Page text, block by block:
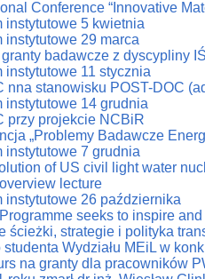
Conference “Innovative
instytutowe 5 kwietnia
instytutowe 29 marca
badawcze z dyscypliny
instytutowe 11 stycznia
nna stanowisku POST-DOC
instytutowe 14 grudnia
przy projekcie NCBiR
„Problemy Badawcze
instytutowe 7 grudnia
of US civil light water
lecture
instytutowe 26 października
seeks to inspire
ścieżki, strategie i polityka
Wydziału MEiL w
na granty dla pracowników